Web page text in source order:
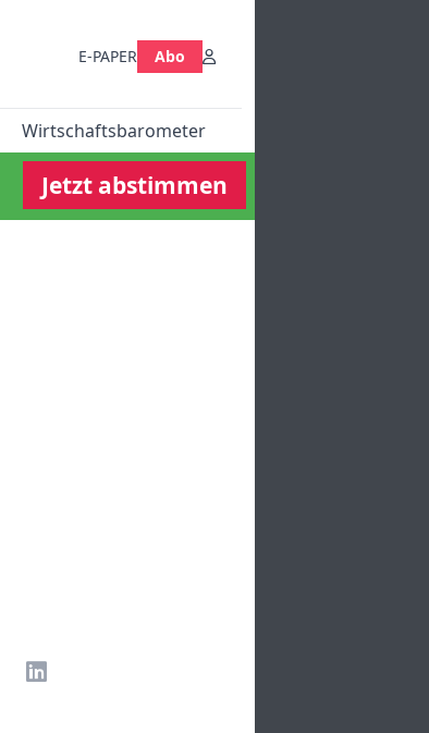
E-PAPER Abo
Wirtschaftsbarometer
Jetzt abstimmen